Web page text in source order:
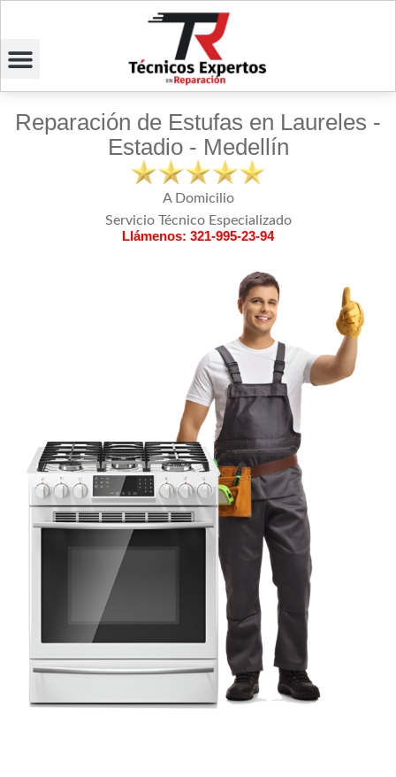
Reparación de Estufas en Laureles -
Estadio - Medellín
A Domicilio
Servicio Técnico Especializado
Llámenos: 321-995-23-94